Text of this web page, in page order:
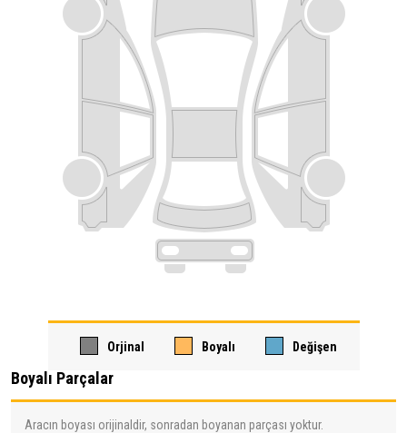
Orjinal Boyalı Değişen
Boyalı Parçalar
Aracın boyası orijinaldir, sonradan boyanan parçası yoktur.